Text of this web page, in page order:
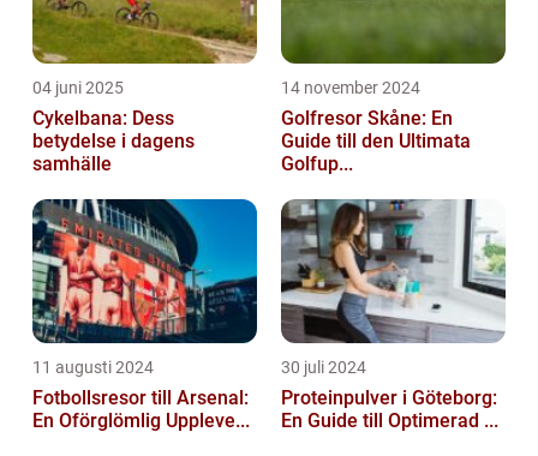
04 juni 2025
Cykelbana: Dess
betydelse i dagens
samhälle
14 november 2024
Golfresor Skåne: En
Guide till den Ultimata
Golfup...
11 augusti 2024
Fotbollsresor till Arsenal:
En Oförglömlig Uppleve...
30 juli 2024
Proteinpulver i Göteborg:
En Guide till Optimerad ...